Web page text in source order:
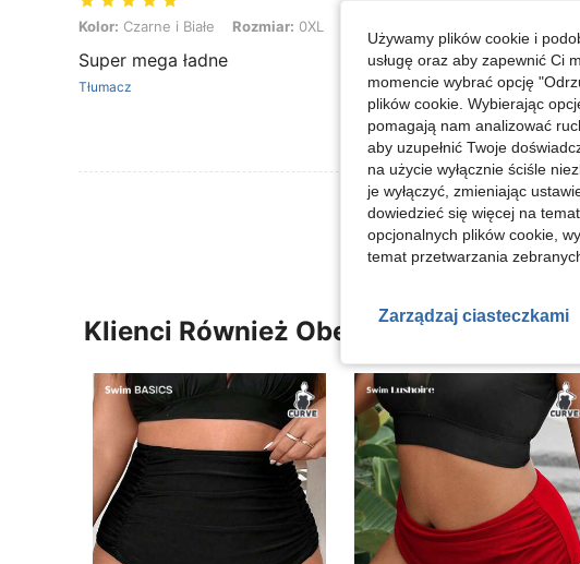
Kolor: Czarne i Białe, Rozmiar: 0XL
Kolor: Czarne i Białe Rozmiar: 0XL
Super mega ładne
Tłumacz
Zobacz Więcej Opinii
Klienci Również Obejrzeli
Używamy plików cookie i
usługę oraz aby zapewnić Ci
momencie wybrać opcję
plików cookie. Wybierając
pomagają nam analizować
aby uzupełnić Twoje
na użycie wyłącznie ściśle
je wyłączyć, zmieniając
dowiedzieć się więcej na
opcjonalnych plików cookie,
temat przetwarzania
Zarządzaj ciasteczkami